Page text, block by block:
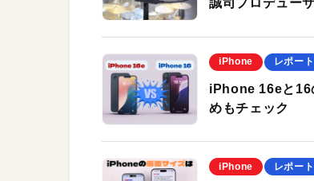
誠司プロデュー
iPhone レポート
iPhone 16eと16
めもチェック
iPhone レポート